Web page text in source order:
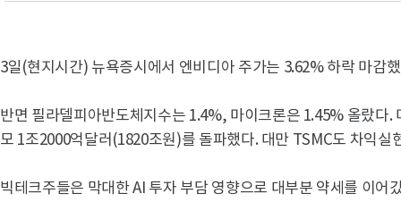
3일(현지시간) 뉴욕증시에서 엔비디아 주가는 3.62% 하락 마감
반면 필라델피아반도체지수는 1.4%, 마이크론은 1.45% 올랐다.
모 1조2000억달러(1820조원)를 돌파했다. 대만 TSMC도 차익실
빅테크주들은 막대한 AI 투자 부담 영향으로 대부분 약세를 이어